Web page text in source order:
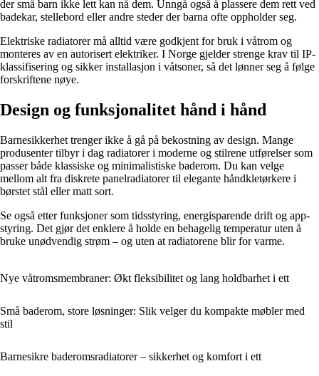
der små barn ikke lett kan nå dem. Unngå også å plassere dem rett ved
badekar, stellebord eller andre steder der barna ofte oppholder seg.
Elektriske radiatorer må alltid være godkjent for bruk i våtrom og
monteres av en autorisert elektriker. I Norge gjelder strenge krav til IP-
klassifisering og sikker installasjon i våtsoner, så det lønner seg å følge
forskriftene nøye.
Design og funksjonalitet hånd i hånd
Barnesikkerhet trenger ikke å gå på bekostning av design. Mange
produsenter tilbyr i dag radiatorer i moderne og stilrene utførelser som
passer både klassiske og minimalistiske baderom. Du kan velge
mellom alt fra diskrete panelradiatorer til elegante håndkletørkere i
børstet stål eller matt sort.
Se også etter funksjoner som tidsstyring, energisparende drift og app-
styring. Det gjør det enklere å holde en behagelig temperatur uten å
bruke unødvendig strøm – og uten at radiatorene blir for varme.
Nye våtromsmembraner: Økt fleksibilitet og lang holdbarhet i ett
Små baderom, store løsninger: Slik velger du kompakte møbler med
stil
Barnesikre baderomsradiatorer – sikkerhet og komfort i ett